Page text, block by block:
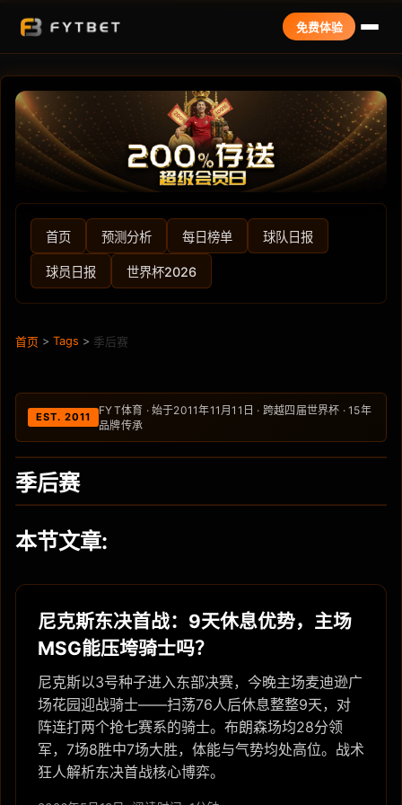
免费体验
首页 预测分析 每日榜单 球队日报
球员日报 世界杯2026
首页 > Tags > 季后赛
EST. 2011
FYT体育 · 始于2011年11月11日 · 跨越四届世界杯 · 15年
品牌传承
季后赛
本节文章:
尼克斯东决首战：9天休息优势，主场
MSG能压垮骑士吗？
尼克斯以3号种子进入东部决赛，今晚主场麦迪逊广
场花园迎战骑士——扫荡76人后休息整整9天，对
阵连打两个抢七赛系的骑士。布朗森场均28分领
军，7场8胜中7场大胜，体能与气势均处高位。战术
狂人解析东决首战核心博弈。